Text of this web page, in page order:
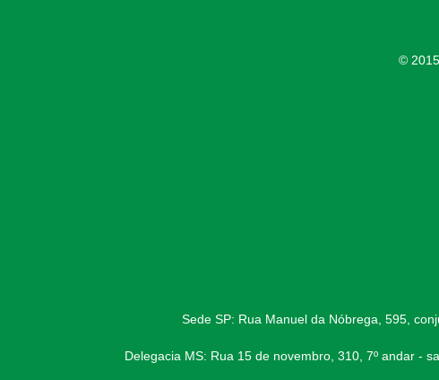
©
Sede SP: Rua Manuel da Nóbrega, 595,
Delegacia MS: Rua 15 de novembro, 310, 7º andar -